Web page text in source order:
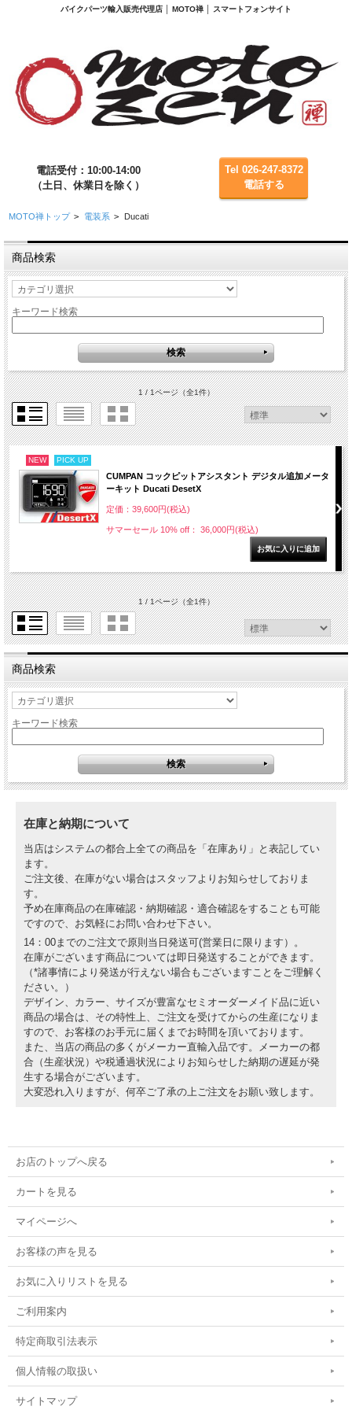
バイクパーツ輸入販売代理店 │ MOTO禅 │ スマートフォンサイト
電話受付：10:00-14:00
（土日、休業日を除く）
Tel 026-247-8372
電話する
MOTO禅トップ > 電装系 > Ducati
商品検索
キーワード検索
1 / 1ページ（全1件）
NEW PICK UP
CUMPAN コックピットアシスタント デジタル追加メータ
ーキット Ducati DesetX
定価：39,600円(税込)
サマーセール 10% off： 36,000円(税込)
1 / 1ページ（全1件）
商品検索
キーワード検索
在庫と納期について
当店はシステムの都合上全ての商品を「在庫あり」と表記してい
ます。
ご注文後、在庫がない場合はスタッフよりお知らせしておりま
す。
予め在庫商品の在庫確認・納期確認・適合確認をすることも可能
ですので、お気軽にお問い合わせ下さい。
14：00までのご注文で原則当日発送可(営業日に限ります）。
在庫がございます商品については即日発送することができます。
（*諸事情により発送が行えない場合もございますことをご理解く
ださい。）
デザイン、カラー、サイズが豊富なセミオーダーメイド品に近い
商品の場合は、その特性上、ご注文を受けてからの生産になりま
すので、お客様のお手元に届くまでお時間を頂いております。
また、当店の商品の多くがメーカー直輸入品です。メーカーの都
合（生産状況）や税通過状況によりお知らせした納期の遅延が発
生する場合がございます。
大変恐れ入りますが、何卒ご了承の上ご注文をお願い致します。
お店のトップへ戻る
カートを見る
マイページへ
お客様の声を見る
お気に入りリストを見る
ご利用案内
特定商取引法表示
個人情報の取扱い
サイトマップ